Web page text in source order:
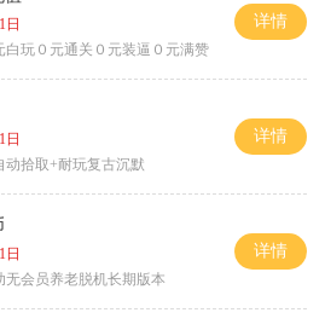
日
白玩０元通关０元装逼０元满赞
详情
日
动拾取+耐玩复古沉默
详情
日
无会员养老脱机长期版本
详情